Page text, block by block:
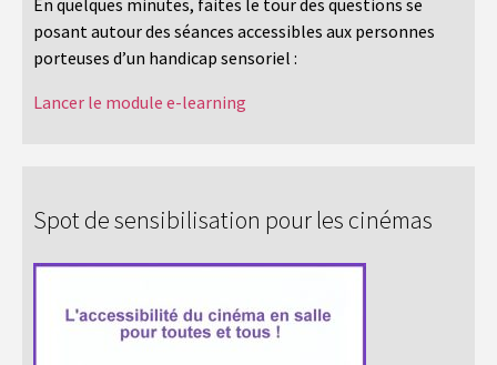
posant autour des séances accessibles aux personnes
porteuses d’un handicap sensoriel :
Lancer le module e-learning
Spot de sensibilisation pour les cinémas